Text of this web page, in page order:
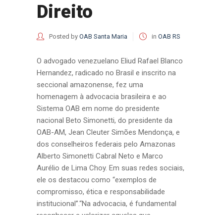
Direito
Posted by OAB Santa Maria in OAB RS
O advogado venezuelano Eliud Rafael Blanco
Hernandez, radicado no Brasil e inscrito na
seccional amazonense, fez uma
homenagem à advocacia brasileira e ao
Sistema OAB em nome do presidente
nacional Beto Simonetti, do presidente da
OAB-AM, Jean Cleuter Simões Mendonça, e
dos conselheiros federais pelo Amazonas
Alberto Simonetti Cabral Neto e Marco
Aurélio de Lima Choy. Em suas redes sociais,
ele os destacou como “exemplos de
compromisso, ética e responsabilidade
institucional”.“Na advocacia, é fundamental